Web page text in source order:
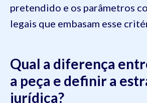
pretendido e os parâmetros
legais que embasam esse
Qual a diferença
a peça e definir a
jurídica?